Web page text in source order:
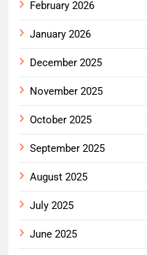
February 2026
January 2026
December 2025
November 2025
October 2025
September 2025
August 2025
July 2025
June 2025